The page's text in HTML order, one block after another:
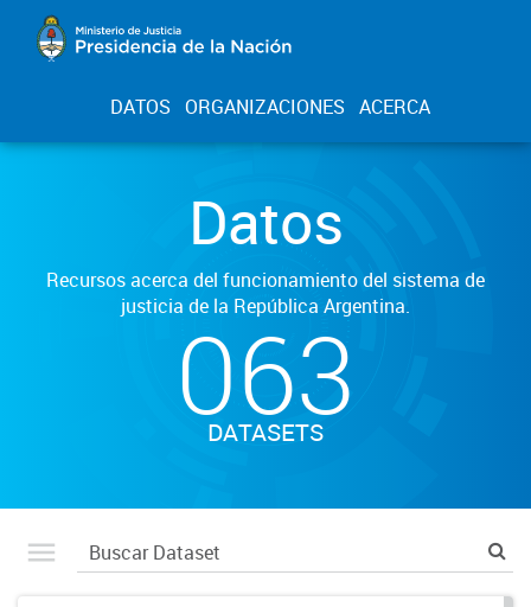
DATOS ORGANIZACIONES ACERCA
Datos
Recursos acerca del funcionamiento del sistema de
justicia de la República Argentina.
063
DATASETS